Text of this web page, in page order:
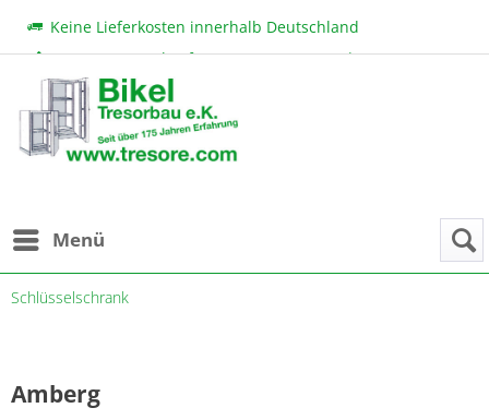
Keine Lieferkosten innerhalb Deutschland
Beratung & Verkauf:+49 (0) 7131 222 11|
bikel@tresore.com
Günstige Preise
Menü
Schlüsselschrank
Amberg